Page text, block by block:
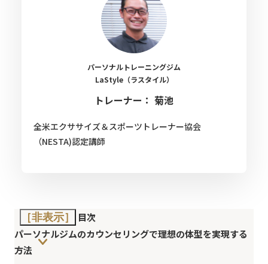
パーソナルトレーニングジム
LaStyle（ラスタイル）
トレーナー： 菊池
全米エクササイズ＆スポーツトレーナー協会
（NESTA)認定講師
［非表示］
目次
パーソナルジムのカウンセリングで理想の体型を実現する
方法